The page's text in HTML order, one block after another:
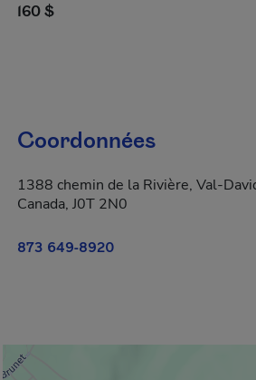
160 $
Coordonnées
1388 chemin de la Rivière, Val-
Canada, J0T 2N0
873 649-8920